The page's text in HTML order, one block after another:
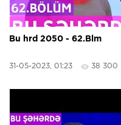
Bu hrd 2050 - 62.Blm
31-05-2023, 01:23 38 300